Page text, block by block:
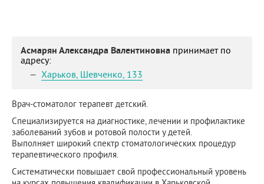
Асмарян Александра Валентиновна принимает по
адресу:
Харьков, Шевченко, 133
Врач-стоматолог терапевт детский.
Специализируется на диагностике, лечении и профилактике
заболеваний зубов и ротовой полости у детей.
Выполняет широкий спектр стоматологических процедур
терапевтического профиля.
Систематически повышает свой профессиональный уровень